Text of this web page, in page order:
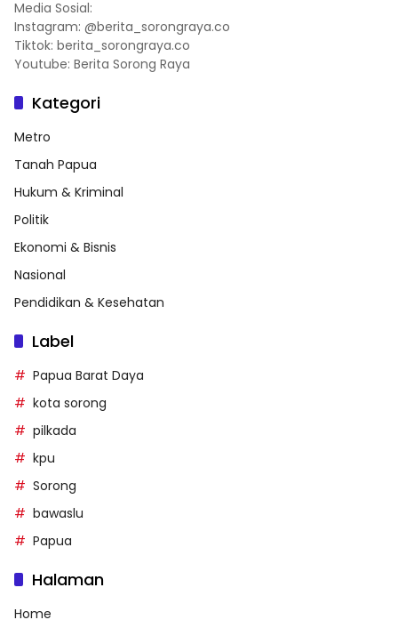
Media Sosial:
Instagram: @berita_sorongraya.co
Tiktok: berita_sorongraya.co
Youtube: Berita Sorong Raya
Kategori
Metro
Tanah Papua
Hukum & Kriminal
Politik
Ekonomi & Bisnis
Nasional
Pendidikan & Kesehatan
Label
Papua Barat Daya
kota sorong
pilkada
kpu
Sorong
bawaslu
Papua
Halaman
Home